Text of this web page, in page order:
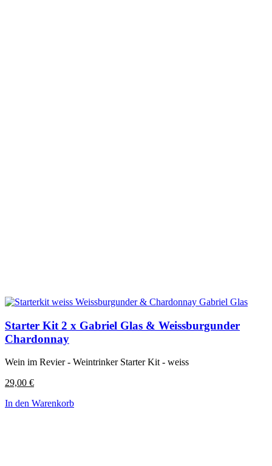
Starter Kit 2 x Gabriel Glas & Weissburgunder
Chardonnay
Wein im Revier - Weintrinker Starter Kit - weiss
29,00 €
In den Warenkorb